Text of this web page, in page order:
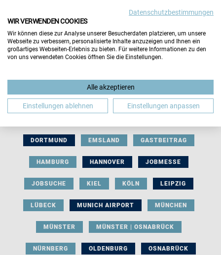
BERUFLICHE ORIENTIERUNG BEWERBUNG
DORTMUND EMSLAND GASTBEITRAG
HAMBURG HANNOVER JOBMESSE
JOBSUCHE KIEL KÖLN LEIPZIG
LÜBECK MUNICH AIRPORT MÜNCHEN
MÜNSTER MÜNSTER | OSNABRÜCK
NÜRNBERG OLDENBURG OSNABRÜCK
Datenschutzbestimmungen
WIR VERWENDEN COOKIES
Wir können diese zur Analyse unserer Besucherdaten platzieren, um unsere
Webseite zu verbessern, personalisierte Inhalte anzuzeigen und Ihnen ein
großartiges Webseiten-Erlebnis zu bieten. Für weitere Informationen zu den
von uns verwendeten Cookies öffnen Sie die Einstellungen.
Alle akzeptieren
Einstellungen ablehnen Einstellungen anpassen